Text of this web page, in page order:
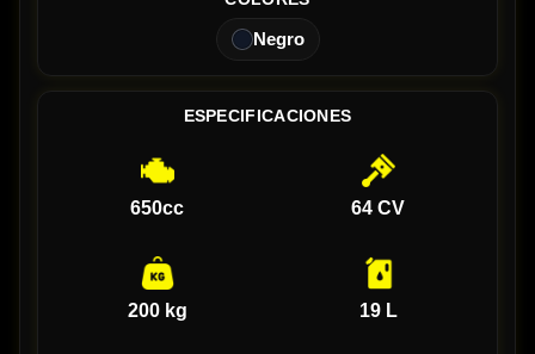
Negro
ESPECIFICACIONES
650cc 64 CV
200 kg 19 L